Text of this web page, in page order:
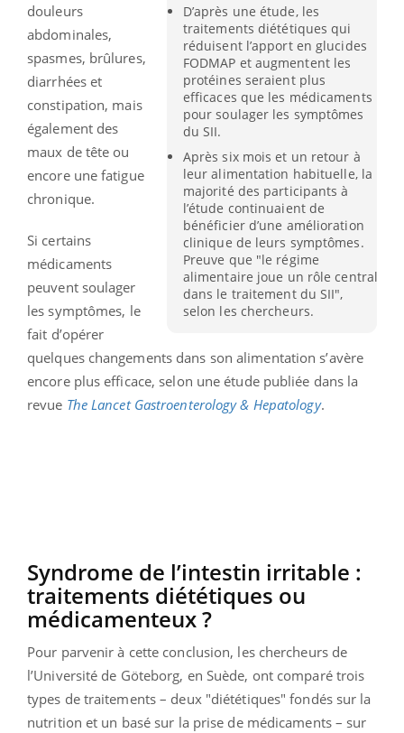
D’après une étude, les
traitements diététiques qui
réduisent l’apport en glucides
FODMAP et augmentent les
protéines seraient plus
efficaces que les médicaments
pour soulager les symptômes
du SII.
Après six mois et un retour à
leur alimentation habituelle, la
majorité des participants à
l’étude continuaient de
bénéficier d’une amélioration
clinique de leurs symptômes.
Preuve que "le régime
alimentaire joue un rôle central
dans le traitement du SII",
selon les chercheurs.
douleurs
abdominales,
spasmes, brûlures,
diarrhées et
constipation, mais
également des
maux de tête ou
encore une fatigue
chronique.
Si certains
médicaments
peuvent soulager
les symptômes, le
fait d’opérer
quelques changements dans son alimentation s’avère
encore plus efficace, selon une étude publiée dans la
revue The Lancet Gastroenterology & Hepatology.
Syndrome de l’intestin irritable :
traitements diététiques ou
médicamenteux ?
Pour parvenir à cette conclusion, les chercheurs de
l’Université de Göteborg, en Suède, ont comparé trois
types de traitements – deux "diététiques" fondés sur la
nutrition et un basé sur la prise de médicaments – sur